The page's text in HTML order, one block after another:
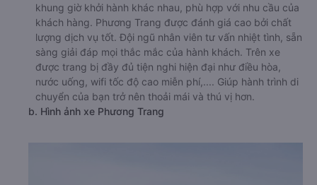
khung giờ khởi hành khác nhau, phù hợp với nhu cầu của
khách hàng. Phương Trang được đánh giá cao bởi chất
lượng dịch vụ tốt. Đội ngũ nhân viên tư vấn nhiệt tình, sẵn
sàng giải đáp mọi thắc mắc của hành khách. Trên xe
được trang bị đầy đủ tiện nghi hiện đại như điều hòa,
nước uống, wifi tốc độ cao miễn phí,.... Giúp hành trình di
chuyển của bạn trở nên thoải mái và thú vị hơn.
b. Hình ảnh xe Phương Trang